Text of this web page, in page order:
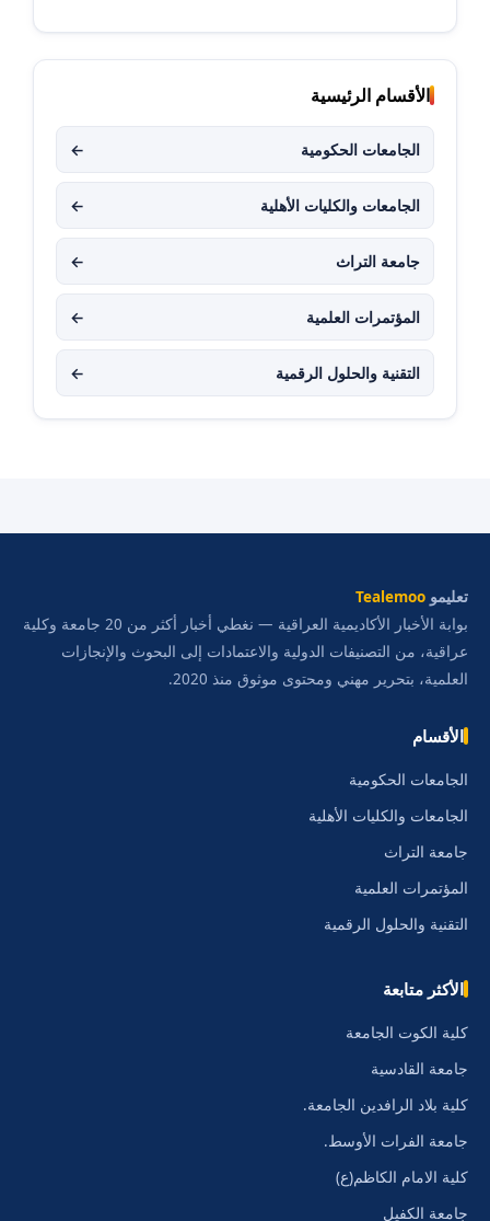
الأقسام الرئيسية
الجامعات الحكومية ←
الجامعات والكليات الأهلية ←
جامعة التراث ←
المؤتمرات العلمية ←
التقنية والحلول الرقمية ←
تعليمو Tealemoo
بوابة الأخبار الأكاديمية العراقية — نغطي أخبار أكثر من 20 جامعة وكلية
عراقية، من التصنيفات الدولية والاعتمادات إلى البحوث والإنجازات
العلمية، بتحرير مهني ومحتوى موثوق منذ 2020.
الأقسام
الجامعات الحكومية
الجامعات والكليات الأهلية
جامعة التراث
المؤتمرات العلمية
التقنية والحلول الرقمية
الأكثر متابعة
كلية الكوت الجامعة
جامعة القادسية
كلية بلاد الرافدين الجامعة.
جامعة الفرات الأوسط.
كلية الامام الكاظم(ع)
جامعة الكفيل